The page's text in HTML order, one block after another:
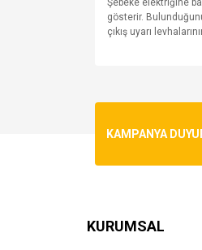
Şebeke elektriğine
gösterir.
çıkış uyarı
Ürün resmi
Bu ürüne
KAMPANYA
KURUMSAL